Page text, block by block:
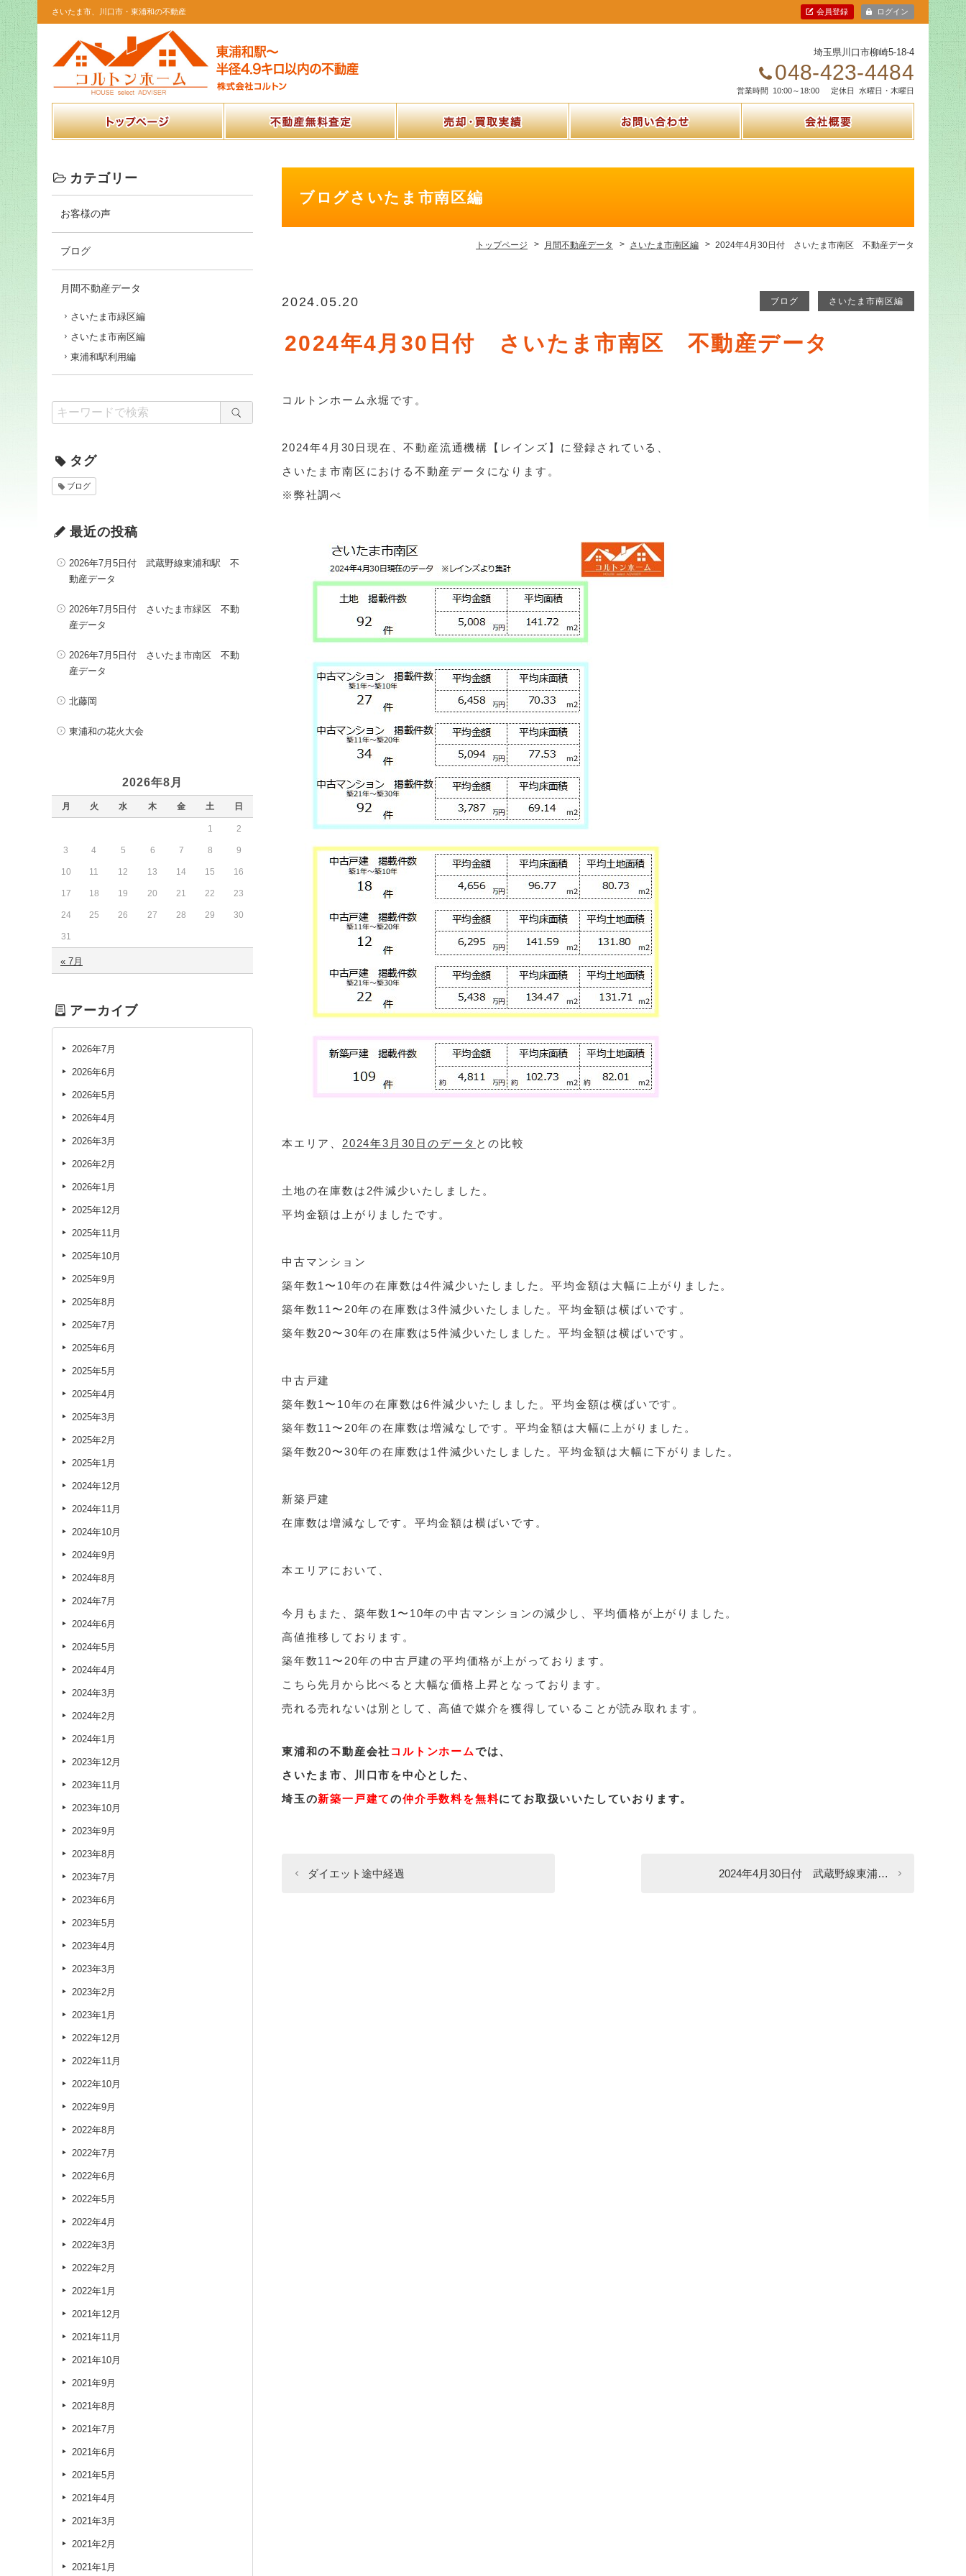
さいたま市、川口市・東浦和の不動産 会員登録 ログイン
埼玉県川口市柳崎5-18-4
048-423-4484
営業時間 10:00～18:00 定休日 水曜日・木曜日
トップページ 不動産無料査定 売却・買取実績 お問い合わせ 会社概要
ブログさいたま市南区編
トップページ 月間不動産データ さいたま市南区編 2024年4月30日付 さいたま市南区 不動産データ
2024.05.20 ブログ さいたま市南区編
2024年4月30日付 さいたま市南区 不動産データ
コルトンホーム永堀です。
2024年4月30日現在、不動産流通機構【 レインズ】に登録されている、
さいたま市南区における不動産データになります。
※弊社調べ
本エリア、 2024年3月30日のデータ との比較
土地の在庫数は2件減少いたしました。
平均金額は上がりましたです。
中古マンション
築年数1〜10年の在庫数は4件減少いたしました。平均金額は大幅に上がりました。
築年数11〜20年の在庫数は3件減少いたしました。平均金額は横ばいです。
築年数20〜30年の在庫数は5件減少いたしました。平均金額は横ばいです。
中古戸建
築年数1〜10年の在庫数は6件減少いたしました。平均金額は横ばいです。
築年数11〜20年の在庫数は増減なしです。平均金額は大幅に上がりました。
築年数20〜30年の在庫数は1件減少いたしました。平均金額は大幅に下がりました。
新築戸建
在庫数は増減なしです。平均金額は横ばいです。
本エリアにおいて、
今月もまた、築年数1〜10年の中古マンションの減少し、平均価格が上がりました。
高値推移しております。
築年数11〜20年の中古戸建の平均価格が上がっております。
こちら先月から比べると大幅な価格上昇となっております。
売れる売れないは別として、高値で媒介を獲得していることが読み取れます。
東浦和の不動産会社 コルトンホームでは、
さいたま市、川口市を中心とした、
埼玉の新築一戸建ての仲介手数料を無料にてお取扱いいたしていおります。
ダイエット途中経過 2024年4月30日付 武蔵野線東浦…
カテゴリー
お客様の声
ブログ
月間不動産データ
さいたま市緑区編
さいたま市南区編
東浦和駅利用編
タグ
ブログ
最近の投稿
2026年7月5日付 武蔵野線東浦和駅 不
動産データ
2026年7月5日付 さいたま市緑区 不動
産データ
2026年7月5日付 さいたま市南区 不動
産データ
北藤岡
東浦和の花火大会
2026年8月
月 火 水 木 金 土 日
« 7月
1 2
3 4 5 6 7 8 9
10 11 12 13 14 15 16
17 18 19 20 21 22 23
24 25 26 27 28 29 30
31
アーカイブ
2026年7月
2026年6月
2026年5月
2026年4月
2026年3月
2026年2月
2026年1月
2025年12月
2025年11月
2025年10月
2025年9月
2025年8月
2025年7月
2025年6月
2025年5月
2025年4月
2025年3月
2025年2月
2025年1月
2024年12月
2024年11月
2024年10月
2024年9月
2024年8月
2024年7月
2024年6月
2024年5月
2024年4月
2024年3月
2024年2月
2024年1月
2023年12月
2023年11月
2023年10月
2023年9月
2023年8月
2023年7月
2023年6月
2023年5月
2023年4月
2023年3月
2023年2月
2023年1月
2022年12月
2022年11月
2022年10月
2022年9月
2022年8月
2022年7月
2022年6月
2022年5月
2022年4月
2022年3月
2022年2月
2022年1月
2021年12月
2021年11月
2021年10月
2021年9月
2021年8月
2021年7月
2021年6月
2021年5月
2021年4月
2021年3月
2021年2月
2021年1月